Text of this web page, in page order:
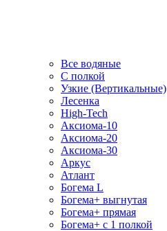
Все водяные
С полкой
Узкие (Вертикальные)
Лесенка
High-Tech
Аксиома-10
Аксиома-20
Аксиома-30
Аркус
Атлант
Богема L
Богема+ выгнутая
Богема+ прямая
Богема+ с 1 полкой